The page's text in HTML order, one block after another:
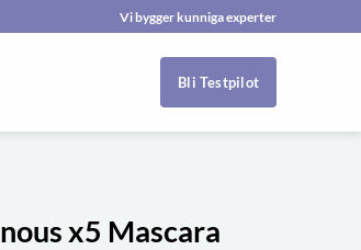
Vi bygger kunniga experter
Bli Testpilot
x5 Mascara